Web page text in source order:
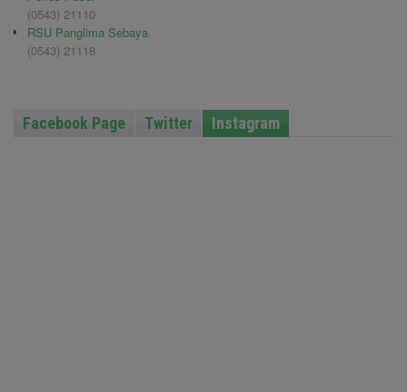
(0543) 21110
RSU Panglima Sebaya
(0543) 21118
Facebook Page Twitter Instagram